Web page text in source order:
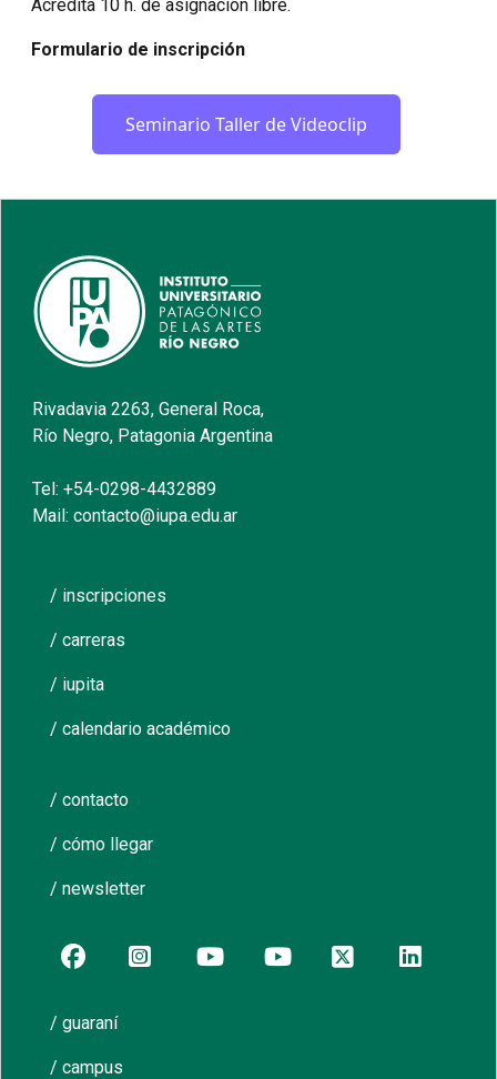
Acredita 10 h. de asignación libre.
Formulario de inscripción
Seminario Taller de Videoclip
Rivadavia 2263, General Roca,
Río Negro, Patagonia Argentina
Tel: +54-0298-4432889
Mail: contacto@iupa.edu.ar
/ inscripciones
/ carreras
/ iupita
/ calendario académico
/ contacto
/ cómo llegar
/ newsletter
/ guaraní
/ campus